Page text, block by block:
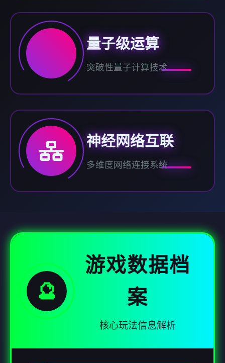
量子级运算
突破性量子计算技术
神经网络互联
多维度网络连接系统
🔮
游戏数据档
案
核心玩法信息解析